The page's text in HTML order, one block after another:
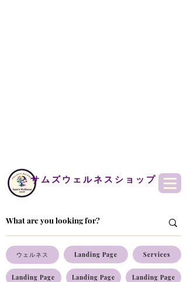
サムズウェルネスショップ
ウェルネス Landing Page Services
Landing Page Landing Page Landing Page